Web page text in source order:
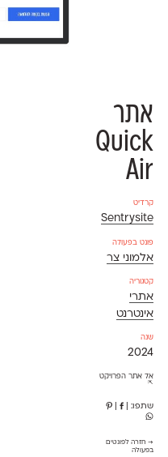
אתר
Quick
Air
קרדיט
Sentrysite
פונט בפעולה
אלמוני צר
קטגוריה
אתרי
אינטרנט
שנה
2024
אל אתר הפרויקט
⇱
שתפו: |
→ חזרה לפונטים
בפעולה